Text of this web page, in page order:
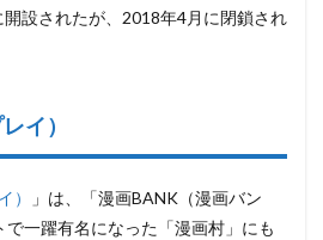
設されたが、2018年4月に閉鎖され
イ）
）
」は、「漫画BANK（漫画バン
一躍有名になった「漫画村」にも